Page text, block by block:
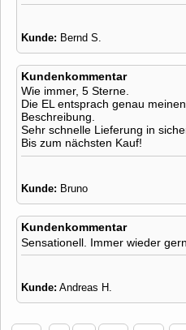
Kunde: Bernd S.
Kundenkommentar
Wie immer, 5 Sterne.
Die EL entsprach genau
Beschreibung.
Sehr schnelle Lieferung in
Bis zum nächsten Kauf!
Kunde: Bruno
Kundenkommentar
Sensationell. Immer wieder
Kunde: Andreas H.